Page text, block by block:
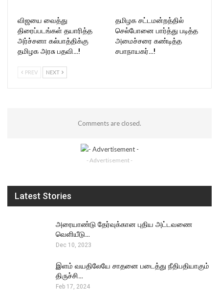
விஜயை வைத்து
திரைப்படங்கள் தயாரித்த
அர்ச்சனா கல்பாத்திக்கு
தமிழக அரசு பதவி…!
தமிழக சட்டமன்றத்தில்
செல்போனை பார்த்து படித்த
அமைச்சரை கண்டித்த
சபாநாயகர்…!
PREV NEXT
Comments are closed.
- Advertisement -
Latest Stories
அரையாண்டு தேர்வுக்கான புதிய அட்டவணை
வெளியீடு…
Dec 10, 2023
இளம் வயதிலேயே சாதனை படைத்து நீதிபதியாகும்
திருச்சி…
Feb 17, 2024